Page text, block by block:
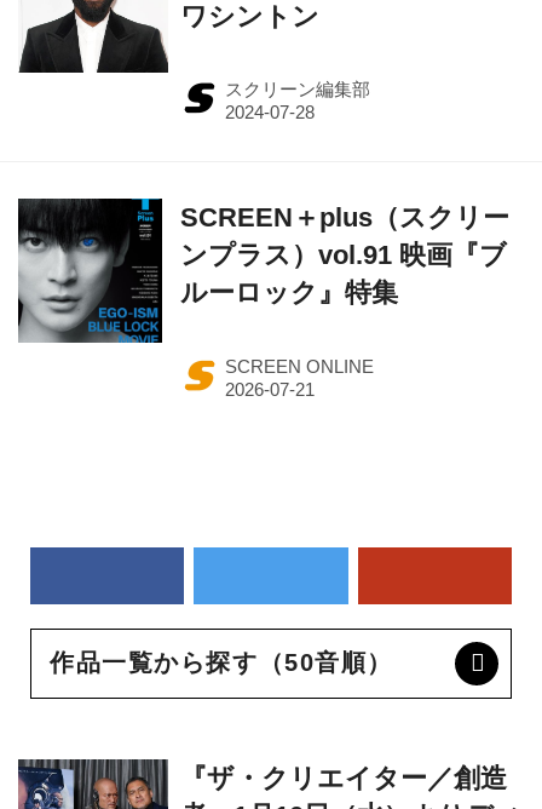
ワシントン
スクリーン編集部
SCREEN＋plus（スクリー
ンプラス）vol.91 映画『ブ
ルーロック』特集
SCREEN ONLINE
作品一覧から探す（50音順）
ズニープラスで配信決定！